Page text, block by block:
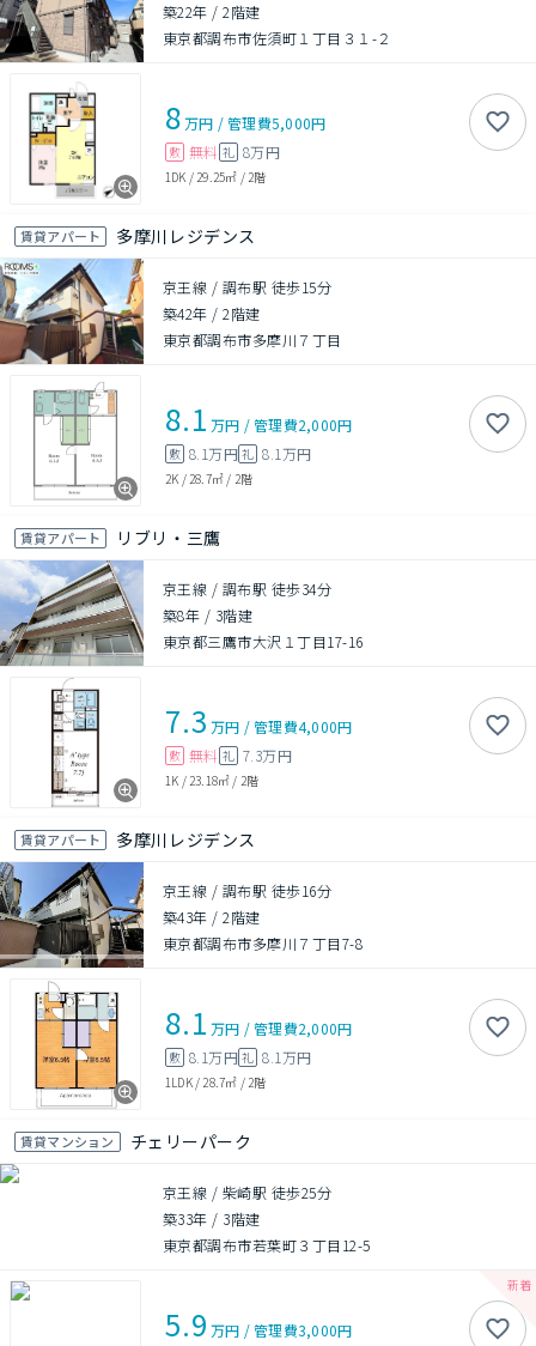
築22年 /2階建
東京都調布市佐須町１丁目３１-２
8万円 /管理費5,000円
敷 無料 礼 8万円
1DK / 29.25㎡ / 2階
賃貸アパート 多摩川レジデンス
京王線 / 調布駅 徒歩15分
築42年 /2階建
東京都調布市多摩川７丁目
8.1 万円 /管理費2,000円
敷 8.1万円礼 8.1万円
2K / 28.7㎡ / 2階
賃貸アパート リブリ・三鷹
京王線 / 調布駅 徒歩34分
築8年 / 3階建
東京都三鷹市大沢１丁目17-16
7.3 万円 /管理費4,000円
敷 無料 礼 7.3万円
1K / 23.18㎡ / 2階
賃貸アパート 多摩川レジデンス
京王線 / 調布駅 徒歩16分
築43年 /2階建
東京都調布市多摩川７丁目7-8
8.1 万円 /管理費2,000円
敷 8.1万円礼 8.1万円
1LDK/ 28.7㎡ / 2階
賃貸マンション チェリーパーク
京王線 / 柴崎駅 徒歩25分
築33年 / 3階建
東京都調布市若葉町３丁目12-5
5.9 万円 /管理費3,000円